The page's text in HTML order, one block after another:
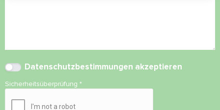
Datenschutzbestimmungen akzeptieren
Sicherheitsüberprüfung *